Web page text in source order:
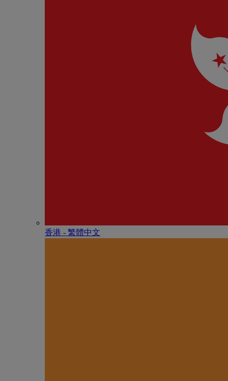
香港 - 繁體中文